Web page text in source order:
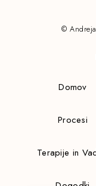
©
Domov
Procesi
Terapije in